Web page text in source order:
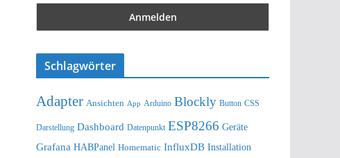
Schlagwörter
Adapter Ansichten App Arduino Blockly Button CSS
Darstellung Dashboard Datenpunkt ESP8266 Geräte
Grafana HABPanel Homematic InfluxDB Installation